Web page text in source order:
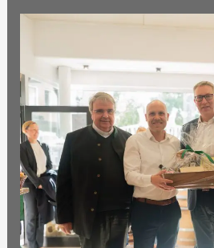
Abschied
Vogel:
Vom
Inklusions-
Experten
zum
Landrat